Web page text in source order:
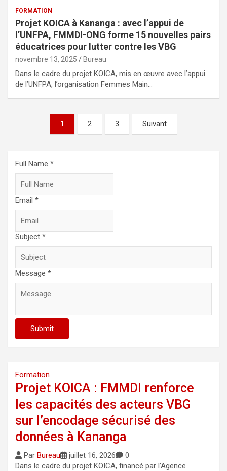
FORMATION
Projet KOICA à Kananga : avec l’appui de
l’UNFPA, FMMDI-ONG forme 15 nouvelles pairs
éducatrices pour lutter contre les VBG
novembre 13, 2025 Bureau
Dans le cadre du projet KOICA, mis en œuvre avec l’appui
de l’UNFPA, l’organisation Femmes Main…
Pagination
1 2 3 Suivant
Full Name *
Email *
Subject *
Message *
Submit
Formation
Projet KOICA : FMMDI renforce
les capacités des acteurs VBG
sur l’encodage sécurisé des
données à Kananga
Par Bureau juillet 16, 2026
0
Dans le cadre du projet KOICA, financé par l’Agence